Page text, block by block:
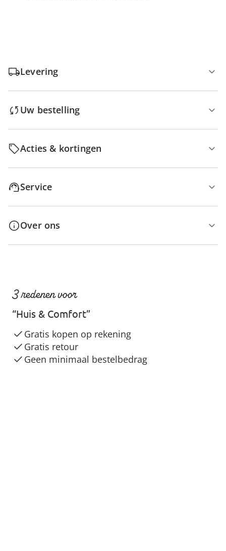
Levering
Uw bestelling
Acties & kortingen
Service
Over ons
3 redenen voor
“Huis & Comfort”
Gratis kopen op rekening
Gratis retour
Geen minimaal bestelbedrag